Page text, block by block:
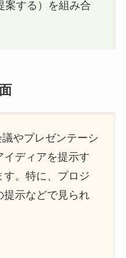
案する）を組み合
やプレゼンテーシ
イディアを提示す
す。特に、プロジ
提示などで見られ